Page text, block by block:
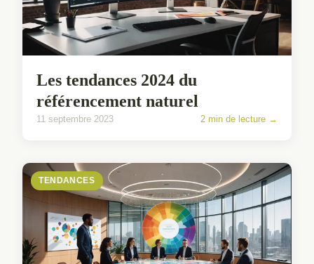
Les tendances 2024 du
référencement naturel
11 septembre 2023 2 min de lecture →
TENDANCES